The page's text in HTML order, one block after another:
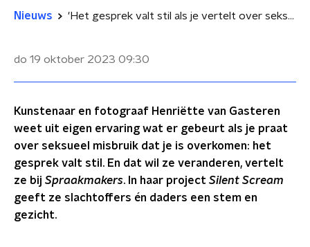
Nieuws 'Het gesprek valt stil als je vertelt over seksueel misbruik'
do 19 oktober 2023 09:30
Kunstenaar en fotograaf Henriëtte van Gasteren
weet uit eigen ervaring wat er gebeurt als je praat
over seksueel misbruik dat je is overkomen: het
gesprek valt stil. En dat wil ze veranderen, vertelt
ze bij Spraakmakers. In haar project Silent Scream
geeft ze slachtoffers én daders een stem en
gezicht.